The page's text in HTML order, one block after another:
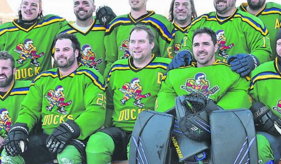
Die Kanadier, deren Trikots in frischem Grün
aus Amateuren, das seit acht Jahren zusammenspielt.
Woche kommen die Herren zum Trainieren aufs Eis»,
Caron am Spielfeldrand. «Unter ihnen sind Spieler, die
Jahren ambitioniert und in einer der nationalen Ligen
Ihre Gesichtsbemalung machte sowohl Zuschauenden
gegnerischen Teams Eindruck. Doch der Schein trog. In
Matches zeigten sie ein überaus faires Spiel, grosse
Teamgeist. «Die technischen Fähigkeiten werden den
mit der Muttermilch zugeführt», mutmassten einige